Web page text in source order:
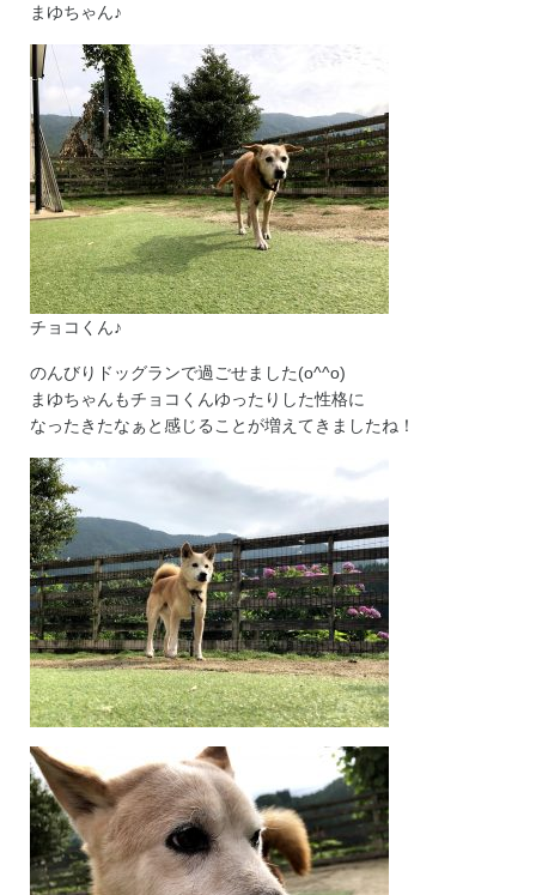
まゆちゃん♪
チョコくん♪
のんびりドッグランで過ごせました(o^^o)
まゆちゃんもチョコくんゆったりした性格に
なったきたなぁと感じることが増えてきましたね！